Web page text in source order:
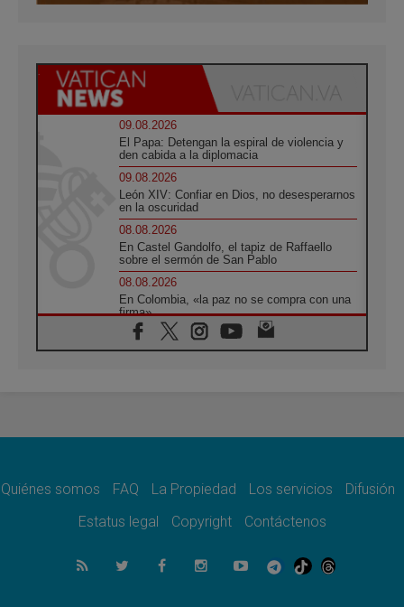
09.08.2026
El Papa: Detengan la espiral de violencia y
den cabida a la diplomacia
09.08.2026
León XIV: Confiar en Dios, no desesperarnos
en la oscuridad
08.08.2026
En Castel Gandolfo, el tapiz de Raffaello
sobre el sermón de San Pablo
08.08.2026
En Colombia, «la paz no se compra con una
firma»
08.08.2026
En Venezuela celebraron los 416 años del
08.08.2026
07.08.2026
se convierte en diócesis
Honduras: Los desplazados invisibles de una
crisis olvidada
Quiénes somos FAQ La Propiedad Los servicios
Difusión
Estatus legal
Copyright Contáctenos